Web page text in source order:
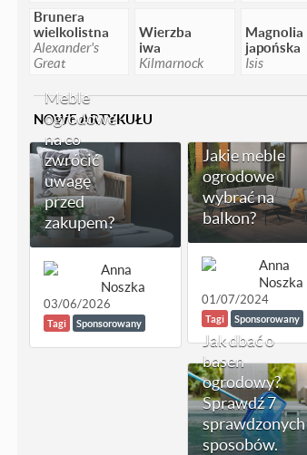
Brunera
wielkolistna
Alexander's
Great
Wierzba
iwa
Kilmarnock
Magnolia
japońska
Isis
NOWE ARTYKUŁU
Meble
ogrodowe -
na co
zwrócić
uwagę
przed
zakupem?
Anna
Noszka
03/06/2026
Tagi Sponsorowany
Jakie meble
ogrodowe
wybrać na
balkon?
Anna
Noszka
01/07/2024
Tagi Sponsorowany
Jak dbać o
basen
ogrodowy?
Sprawdź 7
sprawdzonych
sposobów.